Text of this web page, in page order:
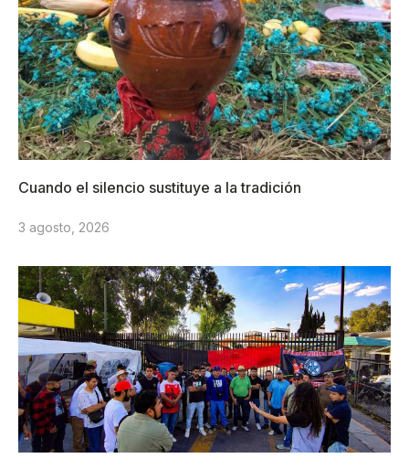
Cuando el silencio sustituye a la tradición
3 agosto, 2026